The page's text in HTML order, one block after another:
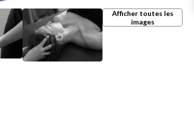
Afficher toutes les
images